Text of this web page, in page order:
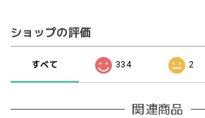
ショップの評価
すべて 334 2
関連商品